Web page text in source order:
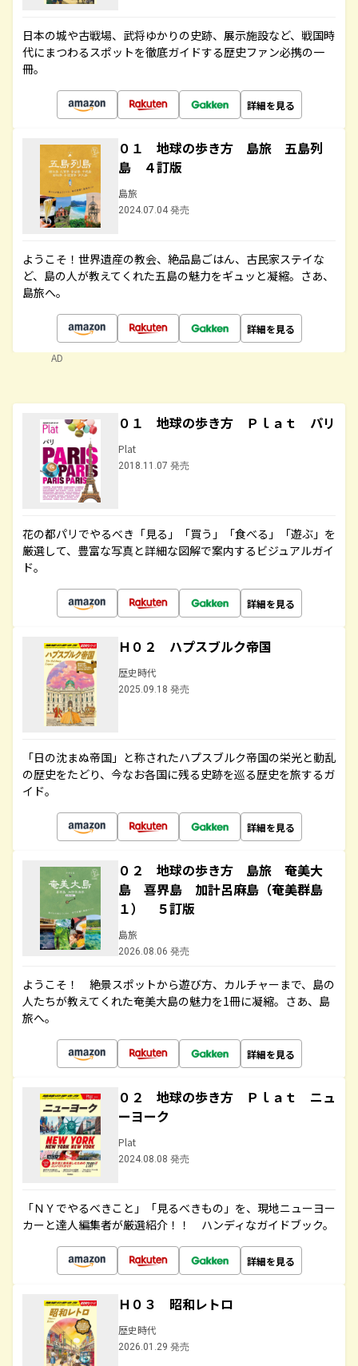
日本の城や古戦場、武将ゆかりの史跡、展示施設など、戦国時
代にまつわるスポットを徹底ガイドする歴史ファン必携の一
冊。
詳細を見る
０１ 地球の歩き方 島旅 五島列
島 ４訂版
島旅
2024.07.04 発売
ようこそ！世界遺産の教会、絶品島ごはん、古民家ステイな
ど、島の人が教えてくれた五島の魅力をギュッと凝縮。さあ、
島旅へ。
詳細を見る
AD
０１ 地球の歩き方 Ｐｌａｔ パリ
Plat
2018.11.07 発売
花の都パリでやるべき「見る」「買う」「食べる」「遊ぶ」を
厳選して、豊富な写真と詳細な図解で案内するビジュアルガイ
ド。
詳細を見る
Ｈ０２ ハプスブルク帝国
歴史時代
2025.09.18 発売
「日の沈まぬ帝国」と称されたハプスブルク帝国の栄光と動乱
の歴史をたどり、今なお各国に残る史跡を巡る歴史を旅するガ
イド。
詳細を見る
０２ 地球の歩き方 島旅 奄美大
島 喜界島 加計呂麻島（奄美群島
１） ５訂版
島旅
2026.08.06 発売
ようこそ！ 絶景スポットから遊び方、カルチャーまで、島の
人たちが教えてくれた奄美大島の魅力を1冊に凝縮。さあ、島
旅へ。
詳細を見る
０２ 地球の歩き方 Ｐｌａｔ ニュ
ーヨーク
Plat
2024.08.08 発売
「ＮＹでやるべきこと」「見るべきもの」を、現地ニューヨー
カーと達人編集者が厳選紹介！！ ハンディなガイドブック。
詳細を見る
Ｈ０３ 昭和レトロ
歴史時代
2026.01.29 発売